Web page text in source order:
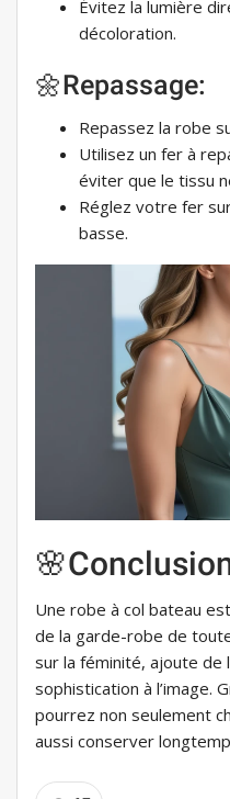
Évitez la lumière
décoloration.
🌼Repassage:
Repassez la robe
Utilisez un fer à
éviter que le tissu
Réglez votre fer
basse.
Une robe à col bateau
de la garde-robe de
sur la féminité, ajoute de
sophistication à l’image.
pourrez non seulement
aussi conserver